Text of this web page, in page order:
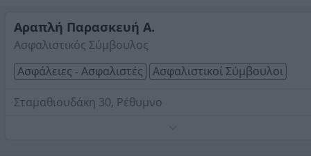
Αραπλή Παρασκευή Α.
Ασφαλιστικός Σύμβουλος
Ασφάλειες - Ασφαλιστές
Ασφαλιστικοί Σύμβουλοι
Σταμαθιουδάκη 30, Ρέθυμνο